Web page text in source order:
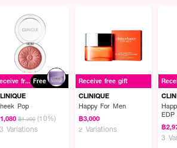
ละต่อเนื่องได้ดีกว่าที่เคย CLINIQUE Moisture
Hydrator มอยส์เจอร์ไรเซอร์เนื้อเจลครีม
นานกว่าเดิม พัฒนาจากสูตรเดิม เพื่อประสิทธิภาพใน
ารถมอบความชุ่มชื้นมากขึ้นถึง 174% ทันทีที่ใช้ และ
านไป 100 ชั่วโมง ยังช่วยเสริมปราการผิวปกป้องให้
ามชุ่มชื้นให้ผิวอย่างต่อเนื่องได้ดีกว่าที่เคย
Receive free gift Free
Pop
฿1,200 (10%)
Variations
Receive free gift
CLINIQUE
Happy For Men
฿3,000
2 Variations
EDP
฿
3